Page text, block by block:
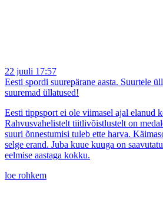
22 juuli 17:57
Eesti spordi suurepärane aasta. Suurtele
suuremad üllatused!
Eesti tippsport ei ole viimasel ajal elanud
Rahvusvahelistelt tiitlivõistlustelt on
suuri õnnestumisi tuleb ette harva.
selge erand. Juba kuue kuuga on
eelmise aastaga kokku.
loe rohkem